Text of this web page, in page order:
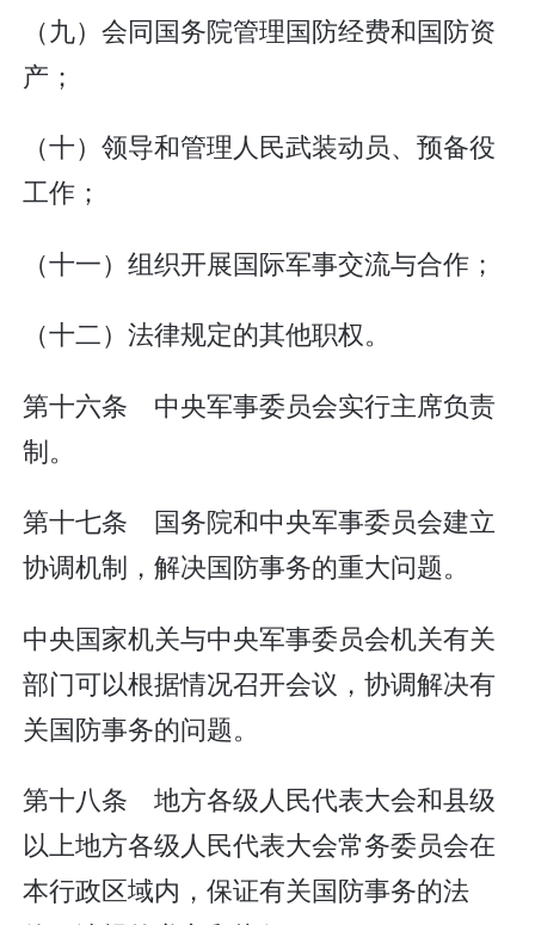
（九）会同国务院管理国防经费和国防资
产；
（十）领导和管理人民武装动员、预备役
工作；
（十一）组织开展国际军事交流与合作；
（十二）法律规定的其他职权。
第十六条 中央军事委员会实行主席负责
制。
第十七条 国务院和中央军事委员会建立
协调机制，解决国防事务的重大问题。
中央国家机关与中央军事委员会机关有关
部门可以根据情况召开会议，协调解决有
关国防事务的问题。
第十八条 地方各级人民代表大会和县级
以上地方各级人民代表大会常务委员会在
本行政区域内，保证有关国防事务的法